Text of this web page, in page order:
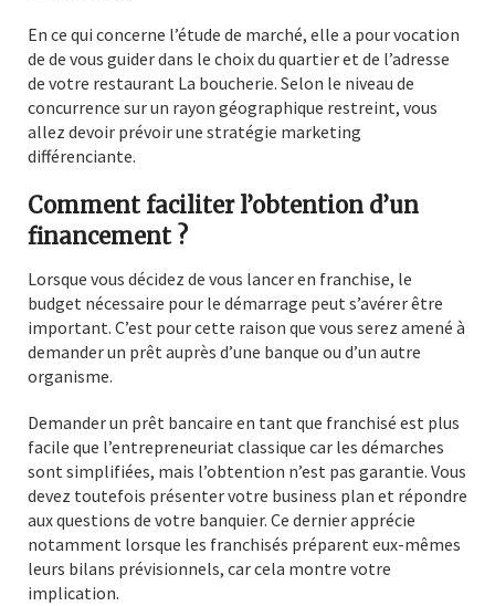
En ce qui concerne l’étude de marché, elle a pour vocation
de de vous guider dans le choix du quartier et de l’adresse
de votre restaurant La boucherie. Selon le niveau de
concurrence sur un rayon géographique restreint, vous
allez devoir prévoir une stratégie marketing
différenciante.
Comment faciliter l’obtention d’un
financement ?
Lorsque vous décidez de vous lancer en franchise, le
budget nécessaire pour le démarrage peut s’avérer être
important. C’est pour cette raison que vous serez amené à
demander un prêt auprès d’une banque ou d’un autre
organisme.
Demander un prêt bancaire en tant que franchisé est plus
facile que l’entrepreneuriat classique car les démarches
sont simplifiées, mais l’obtention n’est pas garantie. Vous
devez toutefois présenter votre business plan et répondre
aux questions de votre banquier. Ce dernier apprécie
notamment lorsque les franchisés préparent eux-mêmes
leurs bilans prévisionnels, car cela montre votre
implication.